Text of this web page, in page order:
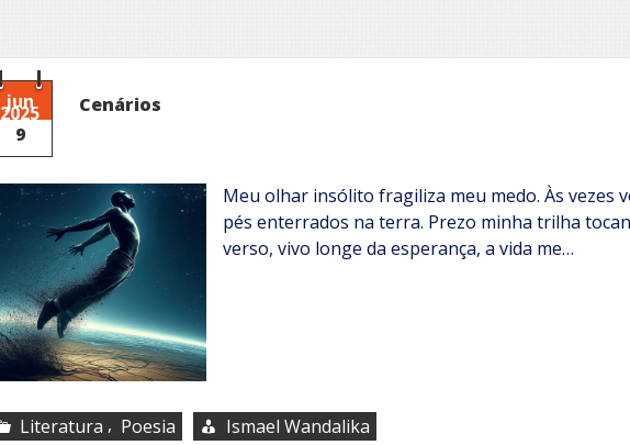
jun
2025
9
Cenários
Meu olhar insólito fragiliza meu medo. Às vezes
pés enterrados na terra. Prezo minha trilha
verso, vivo longe da esperança, a vida me…
Literatura , Poesia
Ismael Wandalika